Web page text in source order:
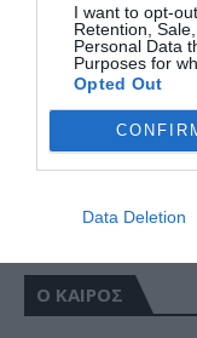
I want to opt-
Retention,
Personal Data
Purposes for
Opted Out
Data Deletion
Ο ΚΑΙΡΟΣ